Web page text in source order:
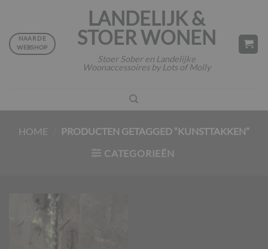
inhoud
LANDELIJK &
STOER WONEN
Stoer Sober en Landelijke
Woonaccessoires by Lots of Molly
NAAR DE
WEBSHOP
HOME
PRODUCTEN GETAGGED “KUNSTTAKKEN”
CATEGORIEËN